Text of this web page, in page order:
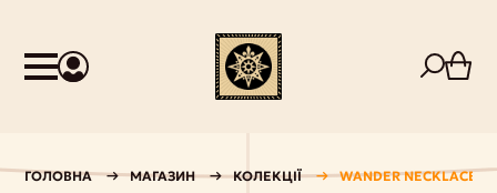
ГОЛОВНА МАГАЗИН КОЛЕКЦІЇ WANDER NECKLACE